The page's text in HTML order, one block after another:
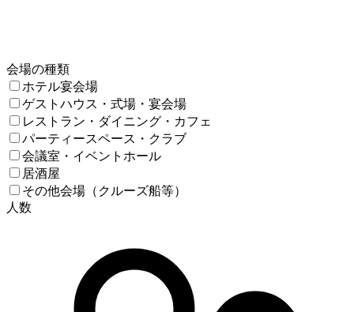
会場の種類
ホテル宴会場
ゲストハウス・式場・宴会場
レストラン・ダイニング・カフェ
パーティースペース・クラブ
会議室・イベントホール
居酒屋
その他会場（クルーズ船等）
人数